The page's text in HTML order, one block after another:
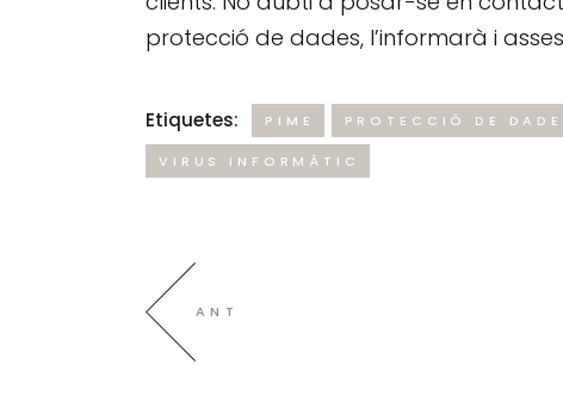
protecció de dades, l’informarà i
Etiquetes: PIME PROTECCIÓ DE
VIRUS INFORMÀTIC
ANT